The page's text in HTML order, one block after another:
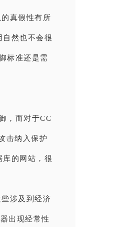
真假性有所
然也不会很
标准还是需
，而对于CC
击纳入保护
的网站，很
涉及到经济
出现经常性